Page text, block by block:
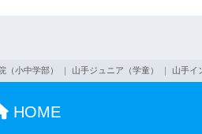
（小中学部） 山手ジュニア（学童） 山手イ
HOME